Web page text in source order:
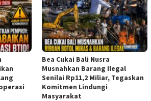
Bea Cukai Bali Nusra
Musnahkan Barang Ilegal
Senilai Rp11,2 Miliar, Tegaskan
Komitmen Lindungi
Masyarakat